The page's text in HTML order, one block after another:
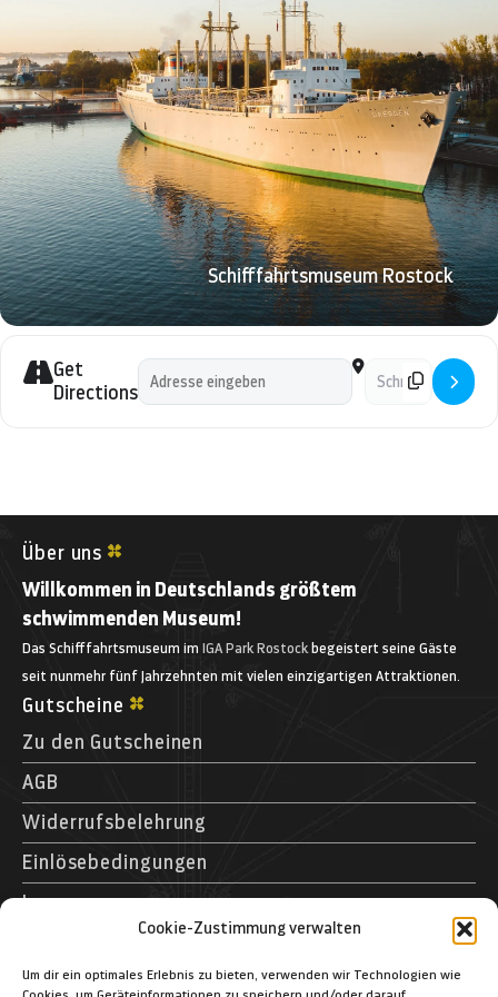
Cookie-Zustimmung verwalten
Um dir ein optimales Erlebnis zu bieten, verwenden wir Technologien wie
seinem DSR-Schiff, auch noch live erlebte. Heute
erlebt man eine völlig verwandelte, pulsierende
Stadt, mit modernsten Einkaufsmeilen, bunter
Reklame, internationaler Gastronomie und
aufgeschlossenen Menschen, die kein Problem mit
Ausländern haben. Zu den tausenden Schanghaier
Fahrradfahrern gesellen sich jetzt unzählige
Autofahrer und verbreiten ein Flair, ähnlich einer
europäischen Großstadt. Kapitän Ritter erlebte das
alte und neue Schanghai und lädt herzlich in der
Adventszeit ein, ihm während seines Vortrages nach
Schanghai zu folgen, um Eindrücke und Episoden
gemeinsam zu erleben – dabei sein lohnt sich
bestimmt!
Schifffahrtsmuseum Rostock
Get
Directions
Address - fällt aus: Maritime Literaturtage „Shanghai -
Destination
Über uns
Willkommen in Deutschlands größtem
schwimmenden Museum!
Das Schifffahrtsmuseum im IGA Park Rostockbegeistert seine Gäste
seit nunmehr fünf Jahrzehnten mit vielen einzigartigen Attraktionen.
Gutscheine
Zu den Gutscheinen
AGB
Widerrufsbelehrung
Einlösebedingungen
Impressum
Museumspark Rostock GmbH